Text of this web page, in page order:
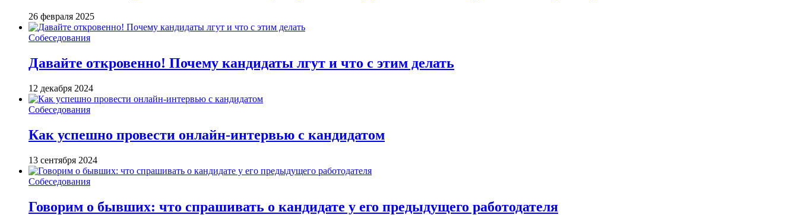
26 февраля 2025
Собеседования
Давайте откровенно! Почему кандидаты лгут и что с этим делать
12 декабря 2024
Собеседования
Как успешно провести онлайн-интервью с кандидатом
13 сентября 2024
Собеседования
Говорим о бывших: что спрашивать о кандидате у его предыдущего работодателя